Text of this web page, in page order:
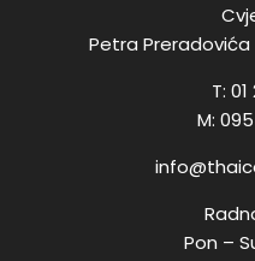
Petra Preradovića
T:
M:
Pon –